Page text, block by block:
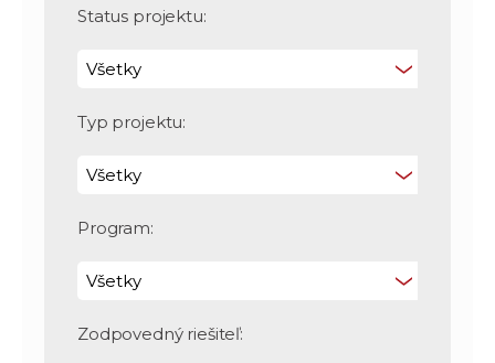
Status projektu:
Typ projektu:
Program:
Zodpovedný riešiteľ: